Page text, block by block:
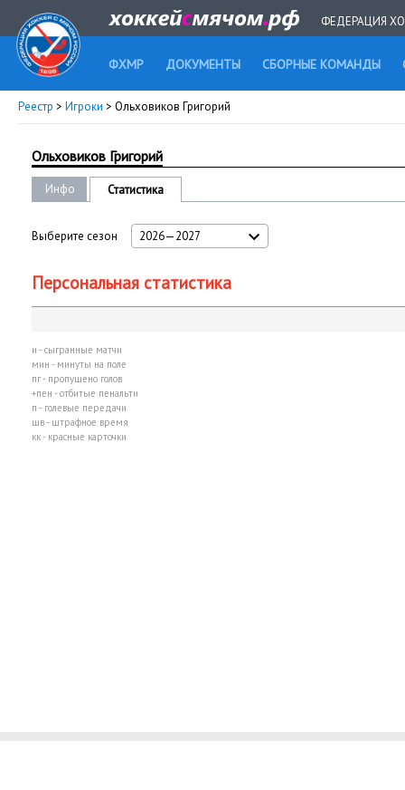
ФЕДЕРАЦИЯ
ФХМР ДОКУМЕНТЫ СБОРНЫЕ КОМАНДЫ
Реестр > Игроки > Ольховиков Григорий
Ольховиков Григорий
Инфо Статистика
Выберите сезон 2026—2027
Персональная статистика
и - сыгранные матчи
мин - минуты на поле
пг - пропущено голов
+пен - отбитые пенальти
п - голевые передачи
шв - штрафное время
кк - красные карточки